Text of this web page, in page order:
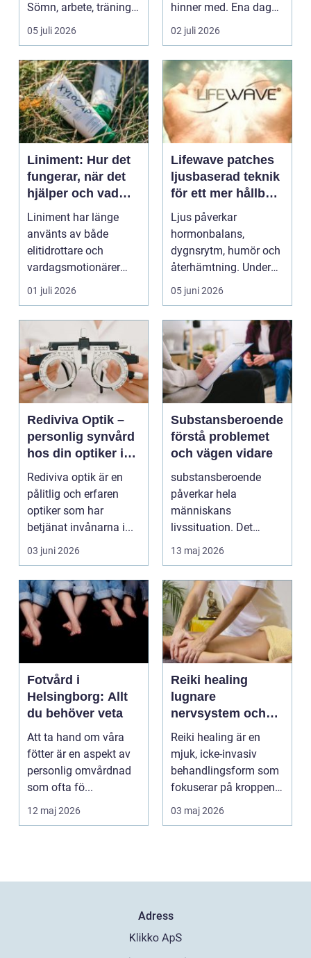
Sömn, arbete, träning
och humör ...
05 juli 2026
hinner med. Ena dagen
ryms hela foten i...
02 juli 2026
Liniment: Hur det
fungerar, när det
hjälper och vad
man bör tänka på
Liniment har länge
använts av både
elitidrottare och
vardagsmotionärer
för...
01 juli 2026
Lifewave patches
ljusbaserad teknik
för ett mer hållbart
välbefinnande
Ljus påverkar
hormonbalans,
dygnsrytm, humör och
återhämtning. Under
senare år har en ny typ
av prod...
05 juni 2026
Rediviva Optik –
personlig synvård
hos din optiker i
Uppsala
Rediviva optik är en
pålitlig och erfaren
optiker som har
betjänat invånarna i...
03 juni 2026
Substansberoende
förstå problemet
och vägen vidare
substansberoende
påverkar hela
människans
livssituation. Det
handlar sällan bara
om alkohol, narkoti...
13 maj 2026
Fotvård i
Helsingborg: Allt
du behöver veta
Att ta hand om våra
fötter är en aspekt av
personlig omvårdnad
som ofta fö...
12 maj 2026
Reiki healing
lugnare
nervsystem och
djupare
återhämtning
Reiki healing är en
mjuk, icke-invasiv
behandlingsform som
fokuserar på kroppens
egen förmåga att lä...
03 maj 2026
Adress